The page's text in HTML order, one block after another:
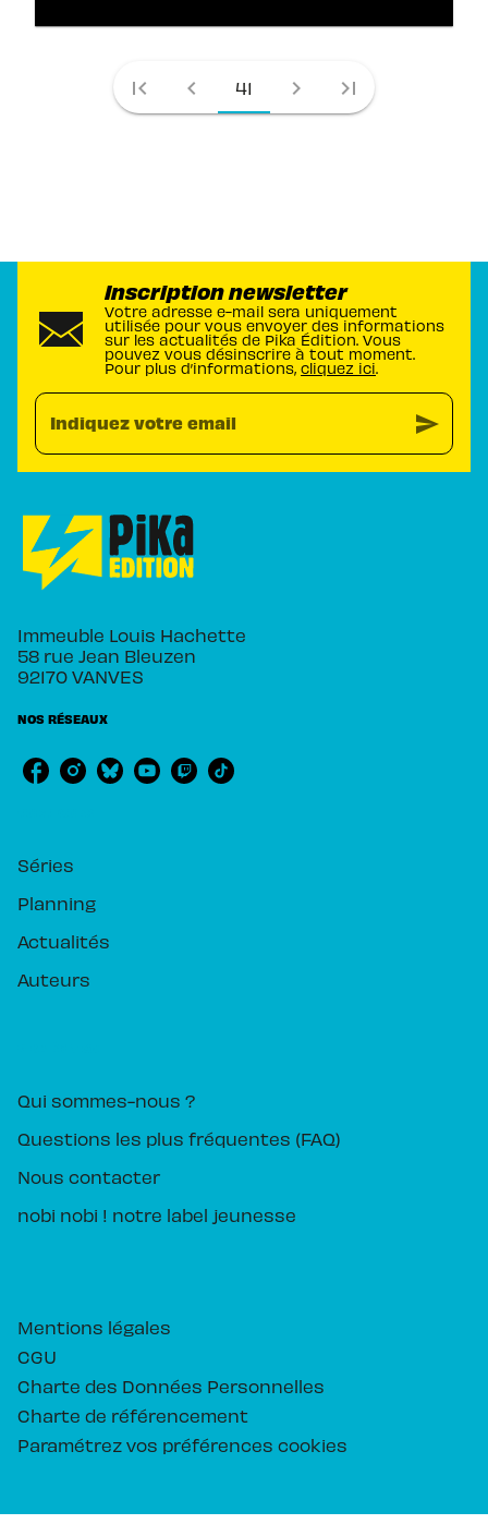
first_page chevron_left 41 chevron_right last_page
Inscription newsletter
Votre adresse e-mail sera uniquement
utilisée pour vous envoyer des informations
sur les actualités de Pika Édition. Vous
pouvez vous désinscrire à tout moment.
Pour plus d’informations, cliquez ici.
Indiquez votre email send
Immeuble Louis Hachette
58 rue Jean Bleuzen
92170 VANVES
NOS RÉSEAUX
Séries
Planning
Actualités
Auteurs
Qui sommes-nous ?
Questions les plus fréquentes (FAQ)
Nous contacter
nobi nobi ! notre label jeunesse
Mentions légales
CGU
Charte des Données Personnelles
Charte de référencement
Paramétrez vos préférences cookies